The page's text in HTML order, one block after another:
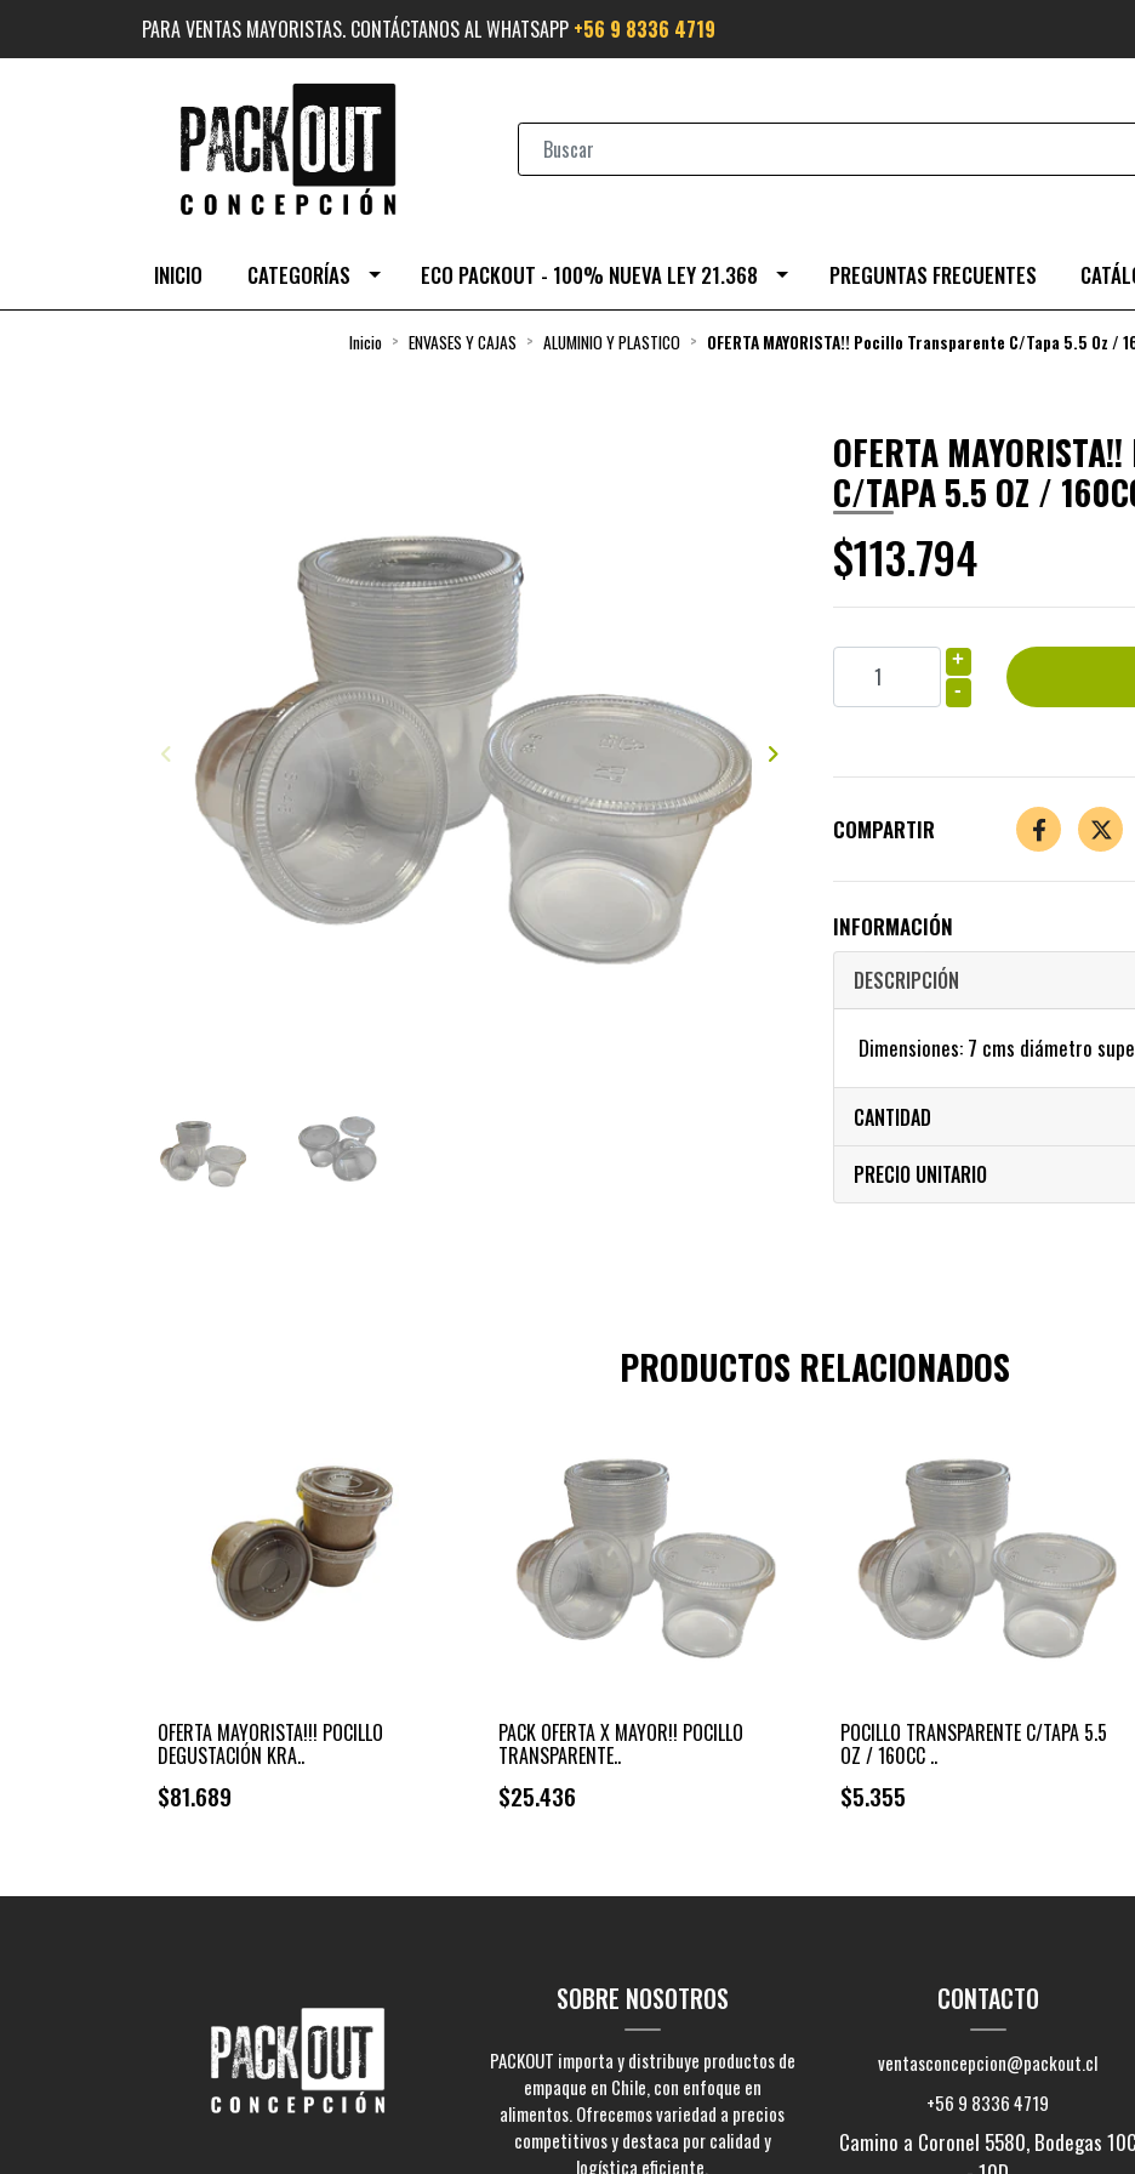
PARA VENTAS MAYORISTAS. CONTÁCTANOS AL WHATSAPP +56 9 8336 4719
INICIO CATEGORÍAS ECO PACKOUT - 100% NUEVA LEY 21.368 PREGUNTAS FRECUENTES
Inicio ENVASES Y CAJAS ALUMINIO Y PLASTICO OFERTA MAYORISTA!! Pocillo Transparente C/Tapa 5.5 Oz /
OFERTA
C/TAPA 5.5 OZ /
$113.794
+
-
COMPARTIR
INFORMACIÓN
DESCRIPCIÓN
Dimensiones: 7 cms diámetro
CANTIDAD
PRECIO UNITARIO
PRODUCTOS RELACIONADOS
OFERTA MAYORISTA!!! POCILLO
DEGUSTACIÓN KRA..
$81.689
PACK OFERTA X MAYOR!! POCILLO
TRANSPARENTE..
$25.436
POCILLO TRANSPARENTE C/TAPA 5.5
OZ / 160CC ..
$5.355
SOBRE NOSOTROS
PACKOUT importa y distribuye productos de
empaque en Chile, con enfoque en
alimentos. Ofrecemos variedad a precios
competitivos y destaca por calidad y
logística eficiente.
CONTACTO
ventasconcepcion@packout.cl
+56 9 8336 4719
Camino a Coronel 5580, Bodegas 10C